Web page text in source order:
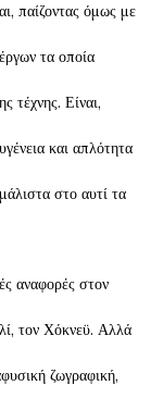
παίζοντας όμως με
τα οποία
τέχνης. Είναι,
και απλότητα
στο αυτί τα
αναφορές στον
τον Χόκνεϋ. Αλλά
ζωγραφική,